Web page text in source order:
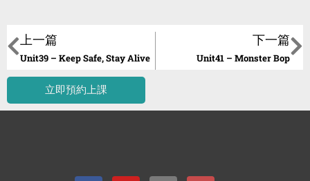
上一篇
Unit39 – Keep Safe, Stay Alive
下一篇
Unit41 – Monster Bop
立即預約上課